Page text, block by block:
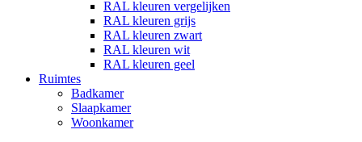
RAL kleuren vergelijken
RAL kleuren grijs
RAL kleuren zwart
RAL kleuren wit
RAL kleuren geel
Ruimtes
Badkamer
Slaapkamer
Woonkamer